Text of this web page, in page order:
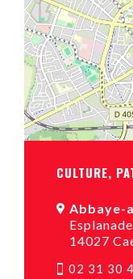
CULTURE,
Abbaye-
14027
02 31 30